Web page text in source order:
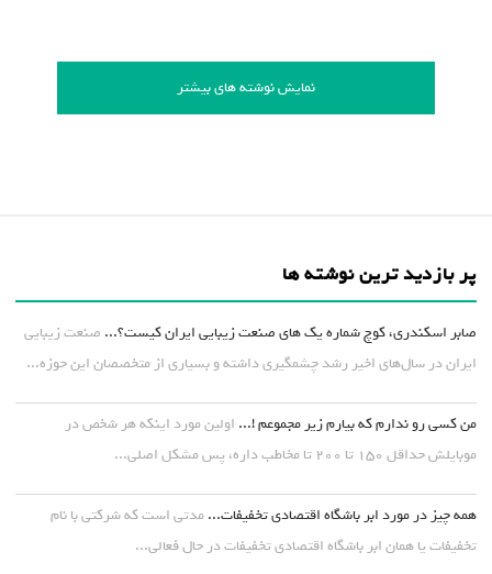
نمایش نوشته های بیشتر
پر بازدید ترین نوشته ها
صابر اسکندری، کوچ شماره یک های صنعت زیبایی ایران کیست؟... صنعت زیبایی
ایران در سال‌های اخیر رشد چشمگیری داشته و بسیاری از متخصصان این حوزه...
من کسی رو ندارم که بیارم زیر مجموعم !... اولین مورد اینکه هر شخص در
موبایلش حداقل ۱۵۰ تا ۲۰۰ تا مخاطب داره، پس مشکل اصلی...
همه چیز در مورد ابر باشگاه اقتصادی تخفیفات... مدتی است که شرکتی با نام
تخفیفات یا همان ابر باشگاه اقتصادی تخفیفات در حال فعالی...